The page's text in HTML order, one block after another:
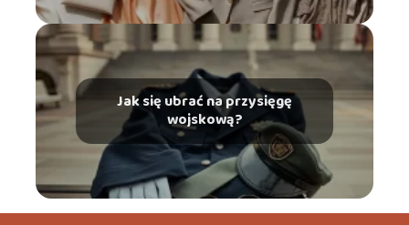
Jak się ubrać na przysięgę
wojskową?